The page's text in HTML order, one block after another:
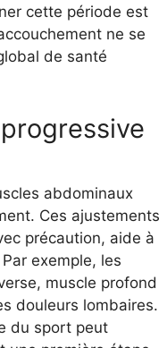
cette période est
ne se
de santé
abdominaux
Ces ajustements
précaution, aide à
exemple, les
muscle profond
douleurs lombaires.
du sport peut